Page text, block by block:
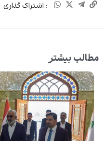
: اشتراک گذاری
مطالب بیشتر